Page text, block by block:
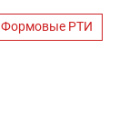
Формовые РТИ